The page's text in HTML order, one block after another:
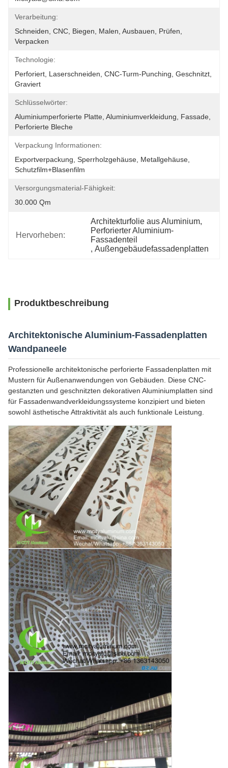
Verarbeitung:
Schneiden, CNC, Biegen, Malen, Ausbauen, Prüfen,
Verpacken
Technologie:
Perforiert, Laserschneiden, CNC-Turm-Punching, Geschnitzt,
Graviert
Schlüsselwörter:
Aluminiumperforierte Platte, Aluminiumverkleidung, Fassade,
Perforierte Bleche
Verpackung Informationen:
Exportverpackung, Sperrholzgehäuse, Metallgehäuse,
Schutzfilm+Blasenfilm
Versorgungsmaterial-Fähigkeit:
30.000 Qm
Hervorheben:
Architekturfolie aus Aluminium,
Perforierter Aluminium-
Fassadenteil
, Außengebäudefassadenplatten
Produktbeschreibung
Architektonische Aluminium-Fassadenplatten
Wandpaneele
Professionelle architektonische perforierte Fassadenplatten mit
Mustern für Außenanwendungen von Gebäuden. Diese CNC-
gestanzten und geschnitzten dekorativen Aluminiumplatten sind
für Fassadenwandverkleidungssysteme konzipiert und bieten
sowohl ästhetische Attraktivität als auch funktionale Leistung.